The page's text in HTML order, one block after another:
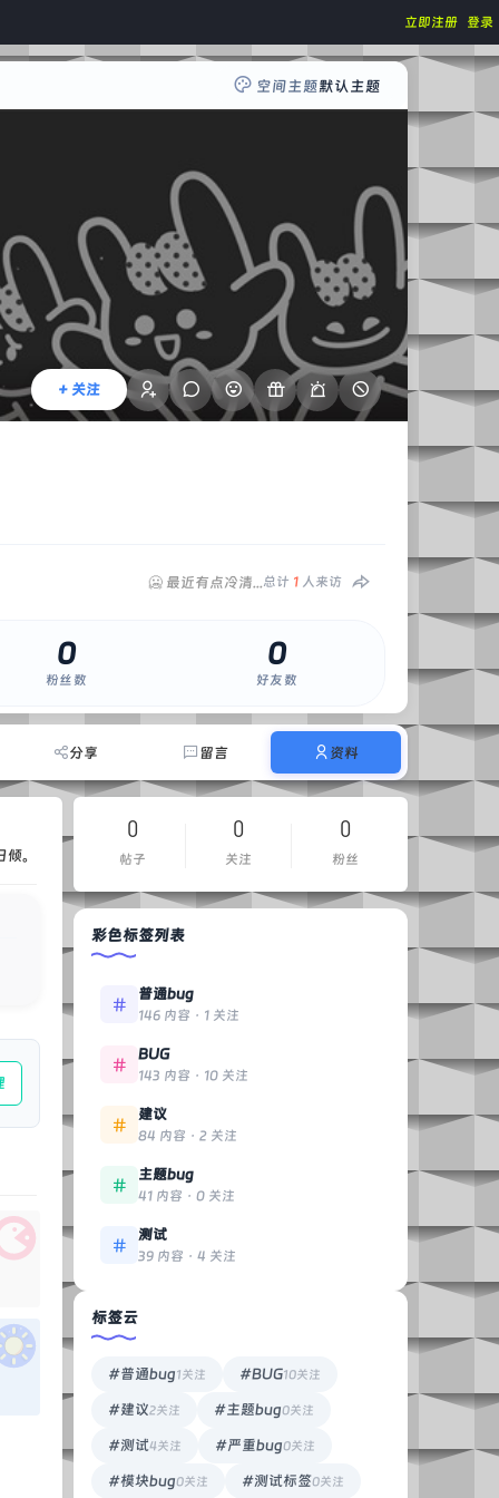
立即注册 登录
空间主题默认主题
+ 关注
🥶 最近有点冷清...总计 1 人来访
0
粉丝数
0
好友数
分享 留言 资料
。
0
帖子
0
关注
0
粉丝
彩色标签列表
普通bug
146 内容 · 1 关注
BUG
143 内容 · 10 关注
建议
84 内容 · 2 关注
主题bug
41 内容 · 0 关注
测试
39 内容 · 4 关注
标签云
#普通bug1关注 #BUG10关注
#建议2关注 #主题bug0关注
#测试4关注 #严重bug0关注
#模块bug0关注 #测试标签0关注